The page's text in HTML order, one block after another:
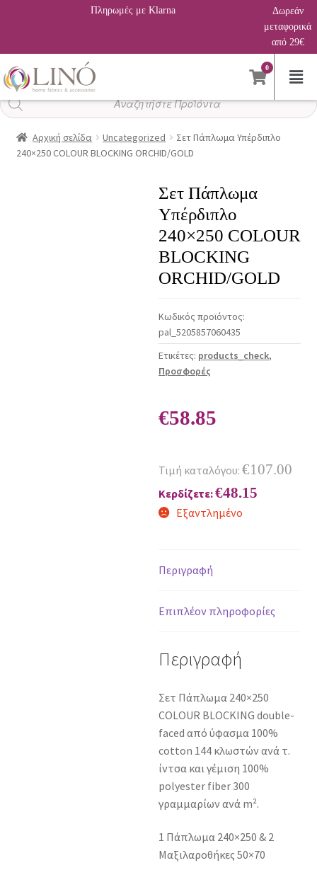
Πληρωμές με Klarna
Δωρεάν
μεταφορικά
από 29€
0
Αναζήτηση
προϊόντων
Αρχική σελίδα Uncategorized
Σετ Πάπλωμα Υπέρδιπλο
240×250 COLOUR BLOCKING ORCHID/GOLD
Σετ Πάπλωμα
Υπέρδιπλο
240×250 COLOUR
BLOCKING
ORCHID/GOLD
Κωδικός προϊόντος:
pal_5205857060435
Ετικέτες: products_check,
Προσφορές
€58.85
Τιμή καταλόγου: €107.00
Κερδίζετε:€48.15
Εξαντλημένο
Περιγραφή
Επιπλέον πληροφορίες
Περιγραφή
Σετ Πάπλωμα 240×250
COLOUR BLOCKING double-
faced από ύφασμα 100%
cotton 144 κλωστών ανά τ.
ίντσα και γέμιση 100%
polyester fiber 300
γραμμαρίων ανά m².
1 Πάπλωμα 240×250 & 2
Μαξιλαροθήκες 50×70